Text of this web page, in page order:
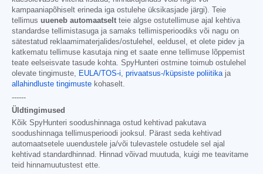
kampaaniapõhiselt erineda iga ostulehe üksikasjade järgi). Teie
tellimus uueneb automaatselt teie algse ostutellimuse ajal kehtiva
standardse tellimistasuga ja samaks tellimisperioodiks või nagu on
sätestatud reklaamimaterjalides/ostulehel, eeldusel, et olete pidev ja
katkematu tellimuse kasutaja ning et saate enne tellimuse lõppemist
teate eelseisvate tasude kohta. SpyHunteri ostmine toimub ostulehel
olevate tingimuste, EULA/TOS-i, privaatsus-/küpsiste poliitikaja
allahindluste tingimuste kohaselt.
------
Üldtingimused
Kõik SpyHunteri soodushinnaga ostud kehtivad pakutava
soodushinnaga tellimusperioodi jooksul. Pärast seda kehtivad
automaatsetele uuendustele ja/või tulevastele ostudele sel ajal
kehtivad standardhinnad. Hinnad võivad muutuda, kuigi me teavitame
teid hinnamuutustest ette.